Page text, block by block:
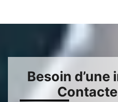
Besoin d’une